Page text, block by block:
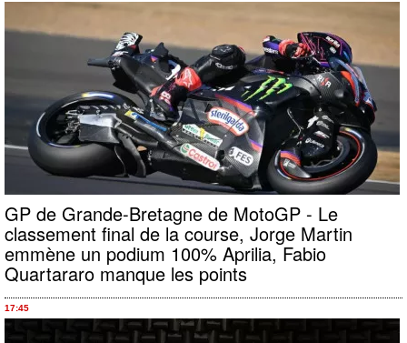
GP de Grande-Bretagne de MotoGP - Le
classement final de la course, Jorge Martin
emmène un podium 100% Aprilia, Fabio
Quartararo manque les points
17:45